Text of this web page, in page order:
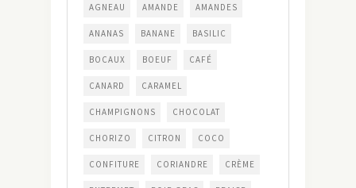
AGNEAU AMANDE AMANDES
ANANAS BANANE BASILIC
BOCAUX BOEUF CAFÉ
CANARD CARAMEL
CHAMPIGNONS CHOCOLAT
CHORIZO CITRON COCO
CONFITURE CORIANDRE CRÈME